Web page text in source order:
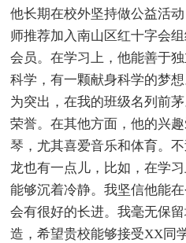
他长期在校外坚持做公益活
师推荐加入南山区红十字会
会员。在学习上，他能善于
科学，有一颗献身科学的梦
为突出，在我的班级名列前
荣誉。在其他方面，他的兴
琴，尤其喜爱音乐和体育。
龙也有一点儿，比如，在学
能够沉着冷静。我坚信他能
会有很好的长进。我毫无保
造，希望贵校能够接受XX同